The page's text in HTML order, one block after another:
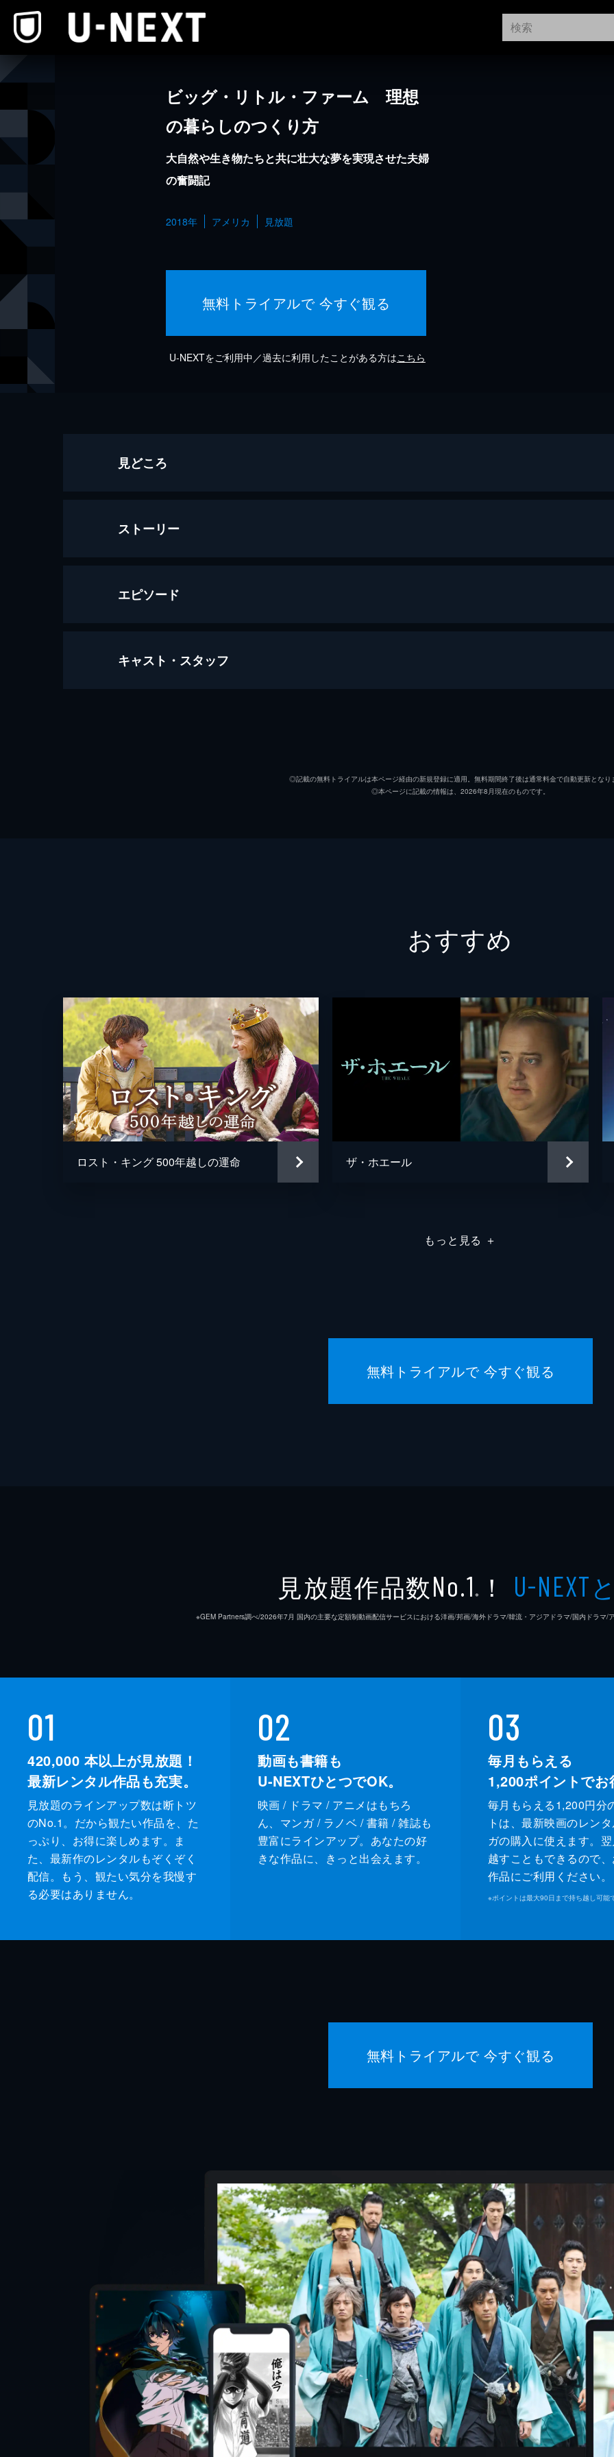
ビッグ・リトル・ファーム 理想
の暮らしのつくり方
大自然や生き物たちと共に壮大な夢を実現させた夫婦
の奮闘記
2018年 アメリカ 見放題
無料トライアルで 今すぐ観る
U-NEXTをご利用中／過去に利用したことがある方はこちら
見どころ
ストーリー
エピソード
ビッグ・リトル・ファーム 理想の暮らしのつくり方
キャスト・スタッフ
ジョン・チェスター
ジョン・チェスター
◎記載の無料トライアルは本ページ経由の新規登録に適用。無料期間終了後は通常料金で自動更新となり
◎本ページに記載の情報は、2026年8月現在のものです。
おすすめ
ロスト・キング 500年越しの運命 ザ・ホエール
もっと見る ＋
無料トライアルで 今すぐ観る
見放題作品数No.1 ※ ！ U-NEXT
※GEM Partners調べ/2026年7⽉ 国内の主要な定額制動画配信サービスにおける洋画/邦画/海外ドラマ/韓流・アジアドラマ/国内ドラマ/
01
420,000 本以上が見放題！
最新レンタル作品も充実。
見放題のラインアップ数は断トツ
のNo.1。だから観たい作品を、た
っぷり、お得に楽しめます。ま
た、最新作のレンタルもぞくぞく
配信。もう、観たい気分を我慢す
る必要はありません。
02
動画も書籍も
U-NEXTひとつでOK。
映画 / ドラマ / アニメはもちろ
ん、マンガ / ラノベ / 書籍 / 雑誌も
豊富にラインアップ。あなたの好
きな作品に、きっと出会えます。
03
毎月もらえる
1,200ポイントでお
毎月もらえる1,200円分
トは、最新映画のレン
ガの購入に使えます。
越すこともできるので
作品にご利用ください。
※ポイントは最大90日まで持ち越し可能
無料トライアルで 今すぐ観る